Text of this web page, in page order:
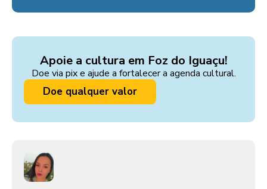
Apoie a cultura em Foz do Iguaçu!
Doe via pix e ajude a fortalecer a agenda cultural.
Doe qualquer valor